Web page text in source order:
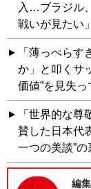
入…ブラジル
戦いが見たい」
「薄っぺら
か」と叩くサ
価値”を見失
「世界的な
賛した日本代
一つの美談”の